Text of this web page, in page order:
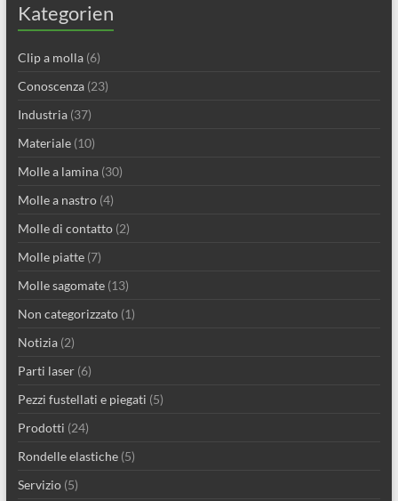
Kategorien
Clip a molla(6)
Conoscenza(23)
Industria(37)
Materiale(10)
Molle a lamina(30)
Molle a nastro(4)
Molle di contatto(2)
Molle piatte(7)
Molle sagomate(13)
Non categorizzato(1)
Notizia(2)
Parti laser(6)
Pezzi fustellati e piegati (5)
Prodotti (24)
Rondelle elastiche(5)
Servizio(5)